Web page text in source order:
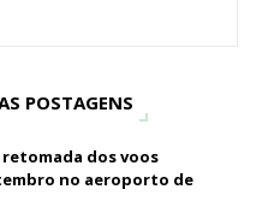
POSTAGENS
dos voos
no aeroporto de